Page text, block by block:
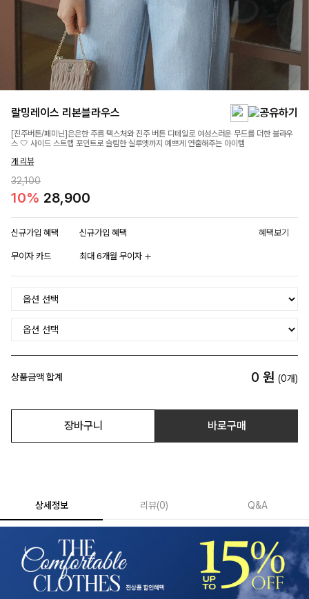
랄밍레이스 리본블라우스
[진주버튼/페미닌]은은한 주름 텍스처와 진주 버튼 디테일로 여성스러운 무드를 더한 블라우
스 🤍 사이드 스트랩 포인트로 슬림한 실루엣까지 예쁘게 연출해주는 아이템
개 리뷰
32,100
10% 28,900
신규가입 혜택 신규가입 혜택 혜택보기
무이자 카드 최대 6개월 무이자
상품금액 합계 0 원 (0개)
장바구니 바로구매
상세정보 리뷰(0) Q&A